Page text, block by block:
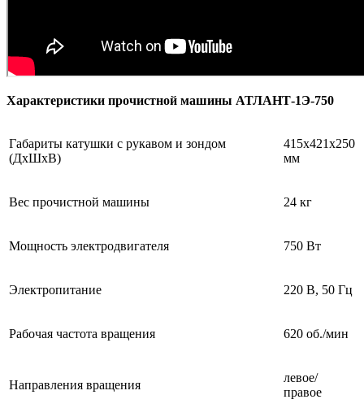
Характеристики прочистной машины АТЛАНТ-1Э-750
Габариты катушки с рукавом и зондом
(ДхШхВ)
415х421х250
мм
Вес прочистной машины 24 кг
Мощность электродвигателя 750 Вт
Электропитание 220 В, 50 Гц
Рабочая частота вращения 620 об./мин
Направления вращения
левое/
правое